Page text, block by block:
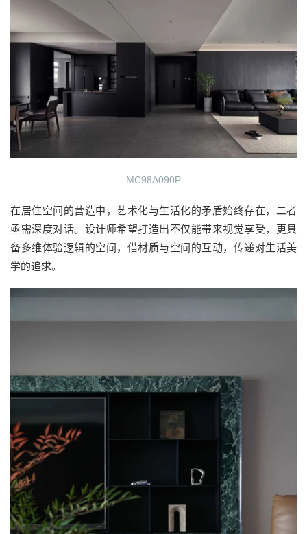
MC98A090P
在居住空间的营造中，艺术化与生活化的矛盾始终存在，二者
亟需深度对话。设计师希望打造出不仅能带来视觉享受，更具
备多维体验逻辑的空间，借材质与空间的互动，传递对生活美
学的追求。